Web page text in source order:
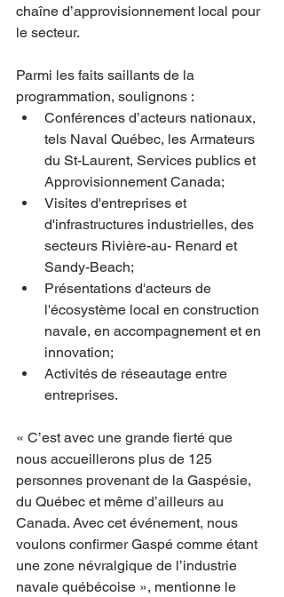
chaîne d’approvisionnement local pour
le secteur.
Parmi les faits saillants de la
programmation, soulignons :
Conférences d’acteurs nationaux,
tels Naval Québec, les Armateurs
du St-Laurent, Services publics et
Approvisionnement Canada;
Visites d'entreprises et
d'infrastructures industrielles, des
secteurs Rivière-au- Renard et
Sandy-Beach;
Présentations d'acteurs de
l'écosystème local en construction
navale, en accompagnement et en
innovation;
Activités de réseautage entre
entreprises.
« C’est avec une grande fierté que
nous accueillerons plus de 125
personnes provenant de la Gaspésie,
du Québec et même d’ailleurs au
Canada. Avec cet événement, nous
voulons confirmer Gaspé comme étant
une zone névralgique de l’industrie
navale québécoise », mentionne le